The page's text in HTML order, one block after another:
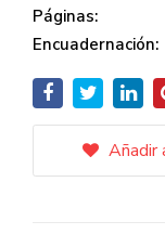
Páginas:
Encuadernación:
Añadir